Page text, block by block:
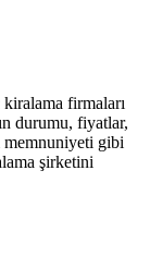
firmaları
durumu, fiyatlar,
memnuniyeti gibi
şirketini